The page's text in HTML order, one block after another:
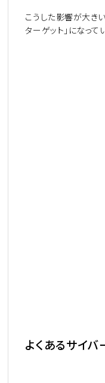
こうした影響が大き
ターゲット」になって
よくあるサイ